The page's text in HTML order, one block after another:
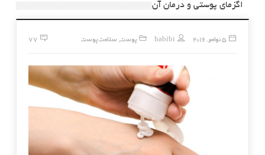
اگزمای پوستی و درمان آن
5 نوامبر, 2016 habibi پوست, سلامت پوست 77